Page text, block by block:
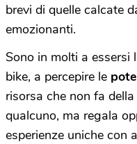
brevi di quelle calcate
emozionanti.
Sono in molti a essersi
bike, a percepire le
risorsa che non fa
qualcuno, ma regala
esperienze uniche con